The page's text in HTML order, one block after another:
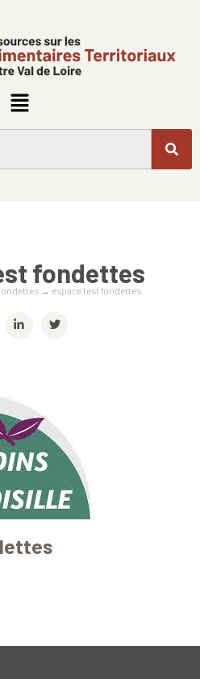
fondettes
→ espace test fondettes